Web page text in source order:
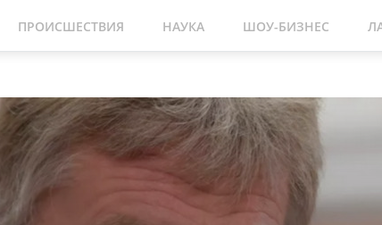
ПРОИСШЕСТВИЯ НАУКА ШОУ-БИЗНЕС